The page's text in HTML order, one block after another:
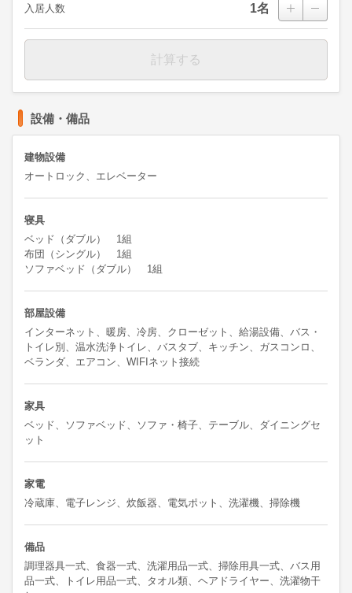
入居人数 1名
計算する
設備・備品
建物設備
オートロック、エレベーター
寝具
ベッド（ダブル） 1組
布団（シングル） 1組
ソファベッド（ダブル） 1組
部屋設備
インターネット、暖房、冷房、クローゼット、給湯設備、バス・
トイレ別、温水洗浄トイレ、バスタブ、キッチン、ガスコンロ、
ベランダ、エアコン、WIFIネット接続
家具
ベッド、ソファベッド、ソファ・椅子、テーブル、ダイニングセ
ット
家電
冷蔵庫、電子レンジ、炊飯器、電気ポット、洗濯機、掃除機
備品
調理器具一式、食器一式、洗濯用品一式、掃除用具一式、バス用
品一式、トイレ用品一式、タオル類、ヘアドライヤー、洗濯物干